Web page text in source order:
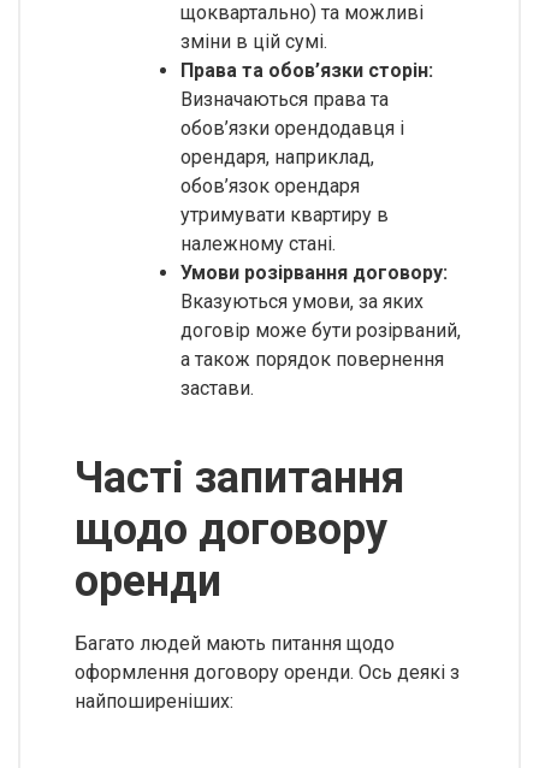
щоквартально) та можливі
зміни в цій сумі.
Права та обов’язки сторін:
Визначаються права та
обов’язки орендодавця і
орендаря, наприклад,
обов’язок орендаря
утримувати квартиру в
належному стані.
Умови розірвання договору:
Вказуються умови, за яких
договір може бути розірваний,
а також порядок повернення
застави.
Часті запитання
щодо договору
оренди
Багато людей мають питання щодо
оформлення договору оренди. Ось деякі з
найпоширеніших: